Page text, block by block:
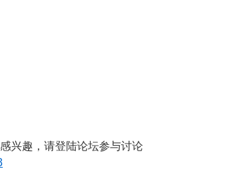
兴趣，请登陆论坛参与讨论